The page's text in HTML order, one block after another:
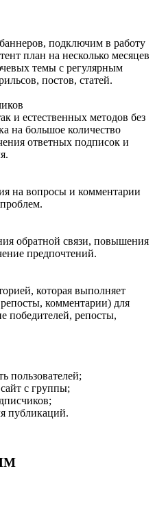
баннеров, подключим в работу
план на несколько месяцев
темы с регулярным
постов, статей.
и естественных методов без
на большое количество
ответных подписок и
на вопросы и комментарии
обратной связи, повышения
предпочтений.
которая выполняет
комментарии) для
победителей, репосты,
пользователей;
с группы;
публикаций.